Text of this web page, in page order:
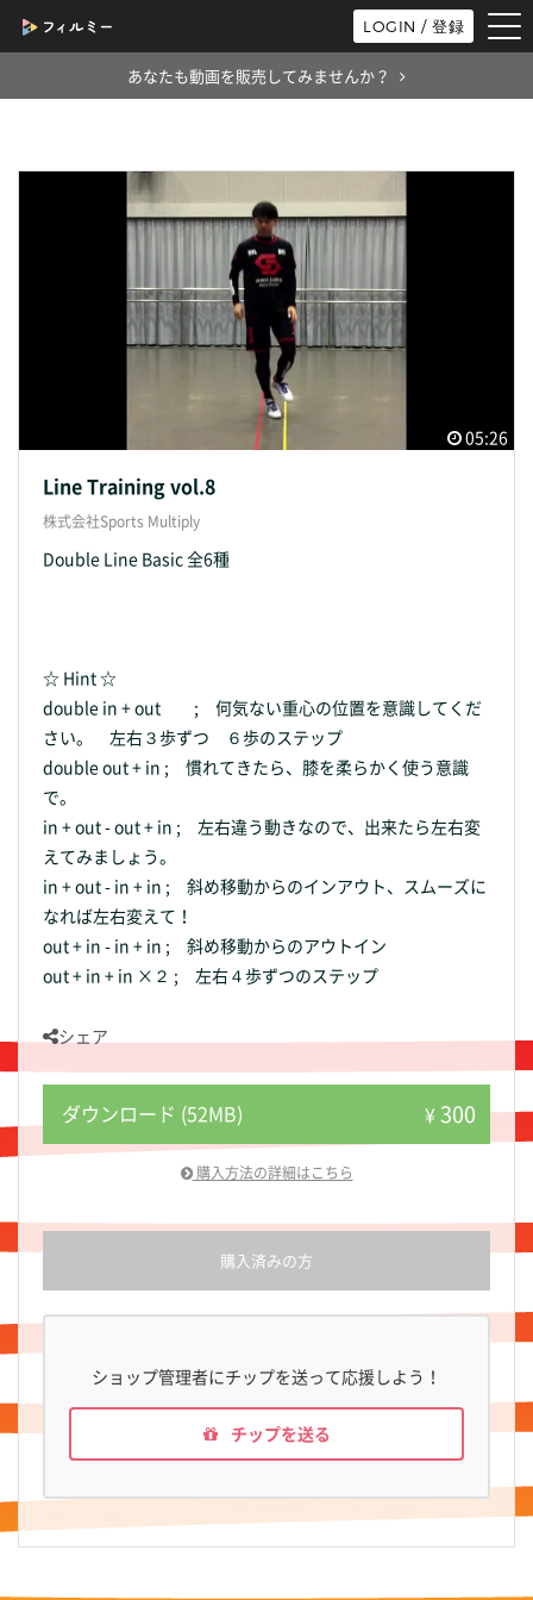
LOGIN / 登録
あなたも動画を販売してみませんか？
05:26
Line Training vol.8
株式会社Sports Multiply
Double Line Basic 全6種
☆ Hint ☆
double in + out ; 何気ない重心の位置を意識してくだ
さい。 左右３歩ずつ ６歩のステップ
double out + in ; 慣れてきたら、膝を柔らかく使う意識
で。
in + out - out + in ; 左右違う動きなので、出来たら左右変
えてみましょう。
in + out - in + in ; 斜め移動からのインアウト、スムーズに
なれば左右変えて！
out + in - in + in ; 斜め移動からのアウトイン
out + in + in ×２ ; 左右４歩ずつのステップ
シェア
ダウンロード (52MB) ¥300
購入方法の詳細はこちら
購入済みの方
ショップ管理者にチップを送って応援しよう！
チップを送る